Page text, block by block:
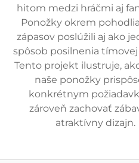
hitom medzi hráčmi aj
Ponožky okrem
zápasov poslúžili aj ako
spôsob posilnenia
Tento projekt ilustruje,
naše ponožky
konkrétnym
zároveň zachovať
atraktívny dizajn.